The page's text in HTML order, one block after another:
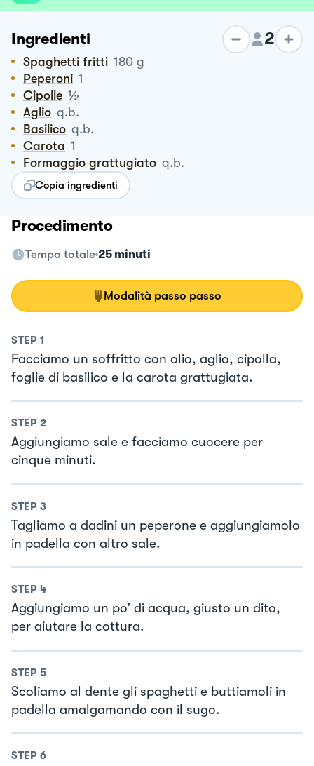
Ingredienti 2
Spaghetti fritti 180 g
Peperoni 1
Cipolle ½
Aglio q.b.
Basilico q.b.
Carota 1
Formaggio grattugiato q.b.
Copia ingredienti
Procedimento
Tempo totale 25 minuti
Modalità passo passo
STEP 1
Facciamo un soffritto con olio, aglio, cipolla,
foglie di basilico e la carota grattugiata.
STEP 2
Aggiungiamo sale e facciamo cuocere per
cinque minuti.
STEP 3
Tagliamo a dadini un peperone e aggiungiamolo
in padella con altro sale.
STEP 4
Aggiungiamo un po’ di acqua, giusto un dito,
per aiutare la cottura.
STEP 5
Scoliamo al dente gli spaghetti e buttiamoli in
padella amalgamando con il sugo.
STEP 6